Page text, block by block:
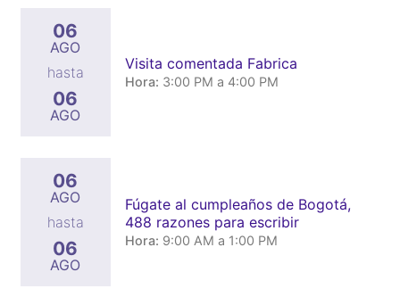
06
AGO
hasta
06
AGO
Visita comentada Fabrica
Hora: 3:00 PM a 4:00 PM
06
AGO
hasta
06
AGO
Fúgate al cumpleaños de Bogotá,
488 razones para escribir
Hora: 9:00 AM a 1:00 PM